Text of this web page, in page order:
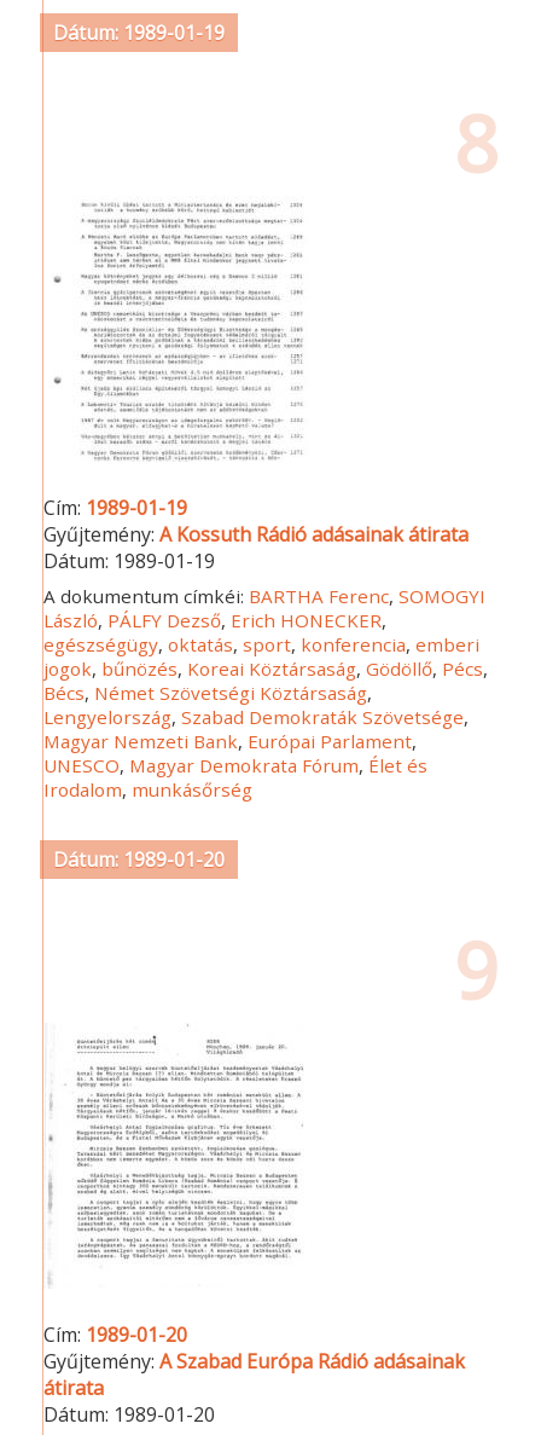
Dátum: 1989-01-19
8
Cím: 1989-01-19
Gyűjtemény:A Kossuth Rádió adásainak átirata
Dátum: 1989-01-19
A dokumentum címkéi: BARTHA Ferenc,SOMOGYI
László, PÁLFY Dezső, Erich HONECKER,
egészségügy,oktatás,sport, konferencia,emberi
jogok, bűnözés, Koreai Köztársaság,Gödöllő, Pécs,
Bécs, Német Szövetségi Köztársaság,
Lengyelország,Szabad Demokraták Szövetsége,
Magyar Nemzeti Bank, Európai Parlament,
UNESCO, Magyar Demokrata Fórum, Élet és
Irodalom, munkásőrség
Dátum: 1989-01-20
9
Cím: 1989-01-20
Gyűjtemény:A Szabad Európa Rádió adásainak
átirata
Dátum: 1989-01-20